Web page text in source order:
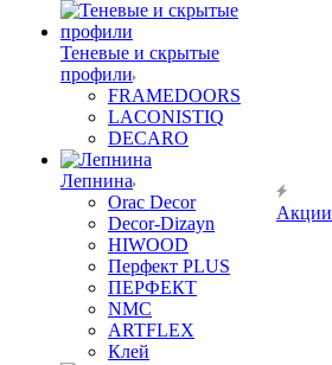
Теневые и скрытые
профили
FRAMEDOORS
LACONISTIQ
DECARO
Лепнина
Orac Decor
Decor-Dizayn
HIWOOD
Перфект PLUS
ПЕРФЕКТ
NMC
ARTFLEX
Клей
Акции